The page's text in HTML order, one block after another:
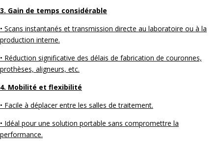
3. Gain de temps considérable
• Scans instantanés et transmission directe au laboratoire ou à la
production interne.
• Réduction significative des délais de fabrication de couronnes,
prothèses, aligneurs, etc.
4. Mobilité et flexibilité
• Facile à déplacer entre les salles de traitement.
• Idéal pour une solution portable sans compromettre la
performance.